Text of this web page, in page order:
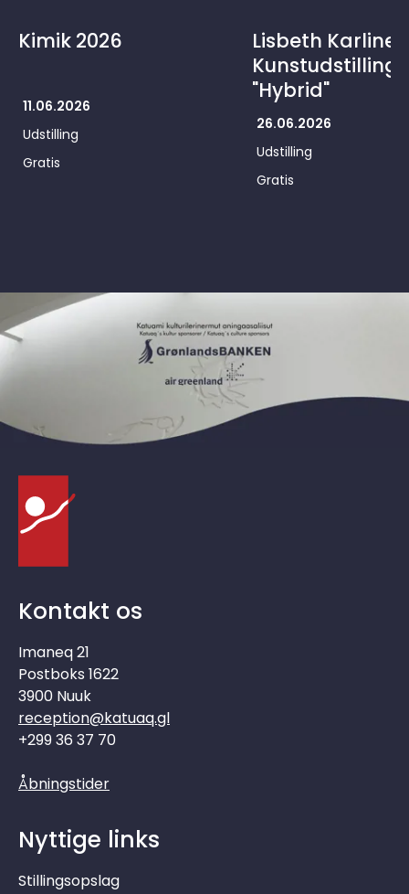
Kimik 2026
11.06.2026
Udstilling
Gratis
Lisbeth Karline
Kunstudstilling
"Hybrid"
26.06.2026
Udstilling
Gratis
Kontakt os
Imaneq 21
Postboks 1622
3900 Nuuk
reception@katuaq.gl
+299 36 37 70
Åbningstider
Nyttige links
Stillingsopslag